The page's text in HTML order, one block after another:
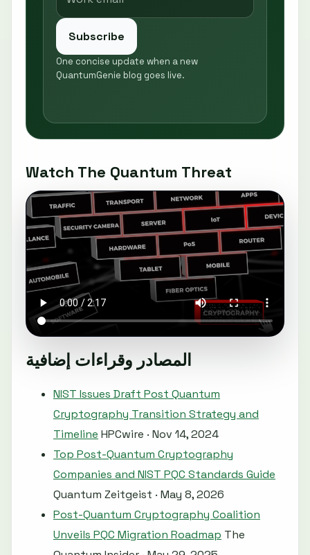
Subscribe
One concise update when a new
QuantumGenie blog goes live.
Watch The Quantum Threat
المصادر وقراءات إضافية
NIST Issues Draft Post Quantum
Cryptography Transition Strategy and
Timeline HPCwire · Nov 14, 2024
Top Post-Quantum Cryptography
Companies and NIST PQC Standards Guide
Quantum Zeitgeist · May 8, 2026
Post-Quantum Cryptography Coalition
Unveils PQC Migration Roadmap The